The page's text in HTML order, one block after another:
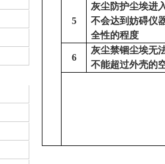
5
灰尘防护尘埃进
不会达到妨碍仪
全性的程度
6
灰尘禁锢尘埃无
不能超过外壳的